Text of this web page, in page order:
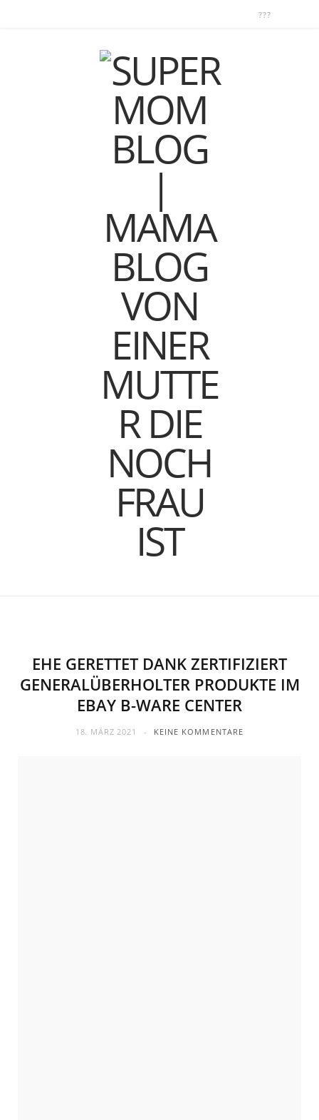
EHE GERETTET DANK ZERTIFIZIERT
GENERALÜBERHOLTER PRODUKTE IM
EBAY B-WARE CENTER
18. MÄRZ 2021 KEINE KOMMENTARE